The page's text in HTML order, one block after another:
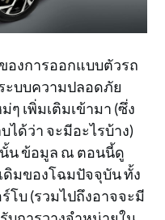
องการออกแบบตัวรถ
ะบบความปลอดภัย
ๆ เพิ่มเติมเข้ามา (ซึ่ง
ด้ว่า จะมีอะไรบ้าง)
น ข้อมูล ณ ตอนนี้ดู
ดิมของโฉมปัจจุบัน ทั้ง
โบ (รวมไปถึงอาจจะมี